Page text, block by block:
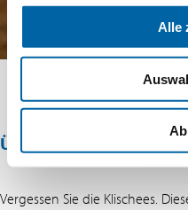
Alle
ÜBER DIESES
Vergessen Sie die Klischees.